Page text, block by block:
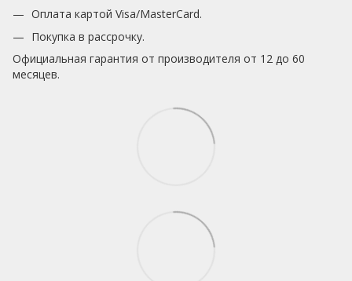
Оплата картой Visa/MasterCard.
Покупка в рассрочку.
Официальная гарантия от производителя от 12 до 60
месяцев.